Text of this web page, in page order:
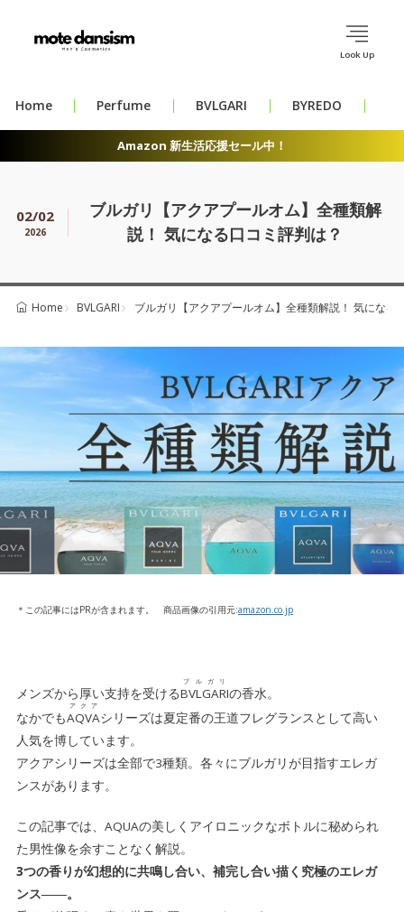
Look Up
Home Perfume BVLGARI BYREDO
Amazon 新生活応援セール中！
02/02
2026
ブルガリ【アクアプールオム】全種類解
説！ 気になる口コミ評判は？
Home BVLGARI ブルガリ【アクアプールオム】全種類解説！ 気になる
＊この記事にはPRが含まれます。 商品画像の引用元:amazon.co.jp
メンズから厚い支持を受けるBVLGARI
ブルガリ
の香水。
なかでもAQVA
アクア
シリーズは夏定番の王道フレグランスとして高い
人気を博しています。
アクアシリーズは全部で3種類。各々にブルガリが目指すエレガ
ンスがあります。
この記事では、AQUAの美しくアイロニックなボトルに秘められ
た男性像を余すことなく解説。
3つの香りが幻想的に共鳴し合い、補完し合い描く究極のエレガ
ンス――。